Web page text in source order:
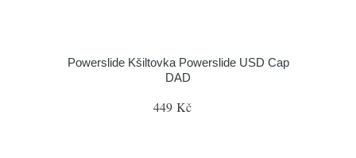
Powerslide Kšiltovka Powerslide USD Cap
DAD
449 Kč